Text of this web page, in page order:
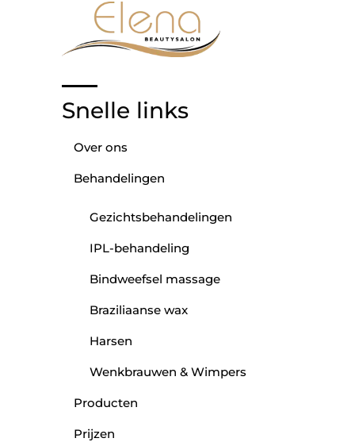
Snelle links
Over ons
Behandelingen
Gezichtsbehandelingen
IPL-behandeling
Bindweefsel massage
Braziliaanse wax
Harsen
Wenkbrauwen & Wimpers
Producten
Prijzen